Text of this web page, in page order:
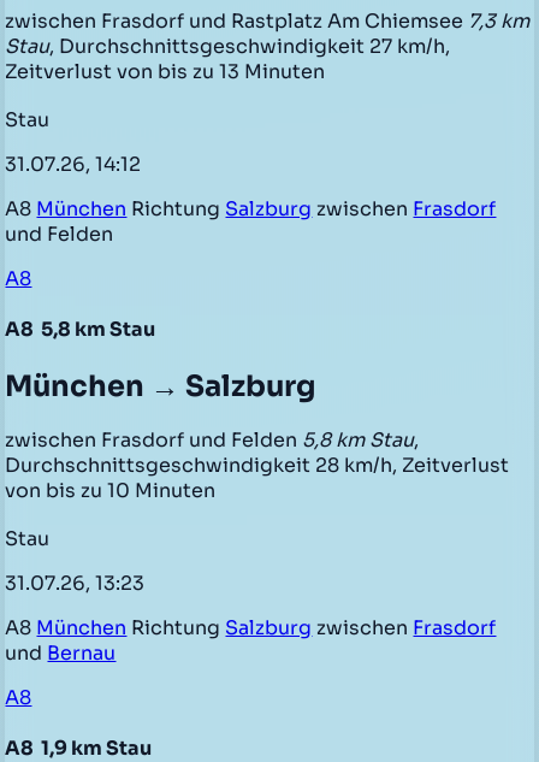
zwischen Frasdorf und Rastplatz Am Chiemsee 7,3 km
Stau, Durchschnittsgeschwindigkeit 27 km/h,
Zeitverlust von bis zu 13 Minuten
Stau
31.07.26, 14:12
A8 München Richtung Salzburg zwischen Frasdorf
und Felden
A8
A8 5,8 km Stau
München → Salzburg
zwischen Frasdorf und Felden 5,8 km Stau,
Durchschnittsgeschwindigkeit 28 km/h, Zeitverlust
von bis zu 10 Minuten
Stau
31.07.26, 13:23
A8 München Richtung Salzburg zwischen Frasdorf
und Bernau
A8
A8 1,9 km Stau